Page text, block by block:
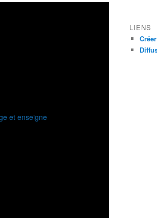
LIENS
Créer